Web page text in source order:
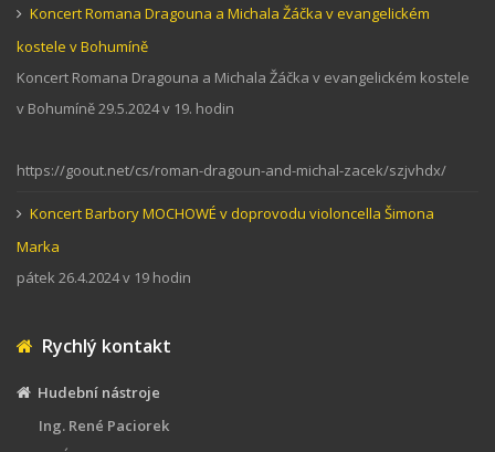
Koncert Romana Dragouna a Michala Žáčka v evangelickém
kostele v Bohumíně
Koncert Romana Dragouna a Michala Žáčka v evangelickém kostele
v Bohumíně 29.5.2024 v 19. hodin
https://goout.net/cs/roman-dragoun-and-michal-zacek/szjvhdx/
Koncert Barbory MOCHOWÉ v doprovodu violoncella Šimona
Marka
pátek 26.4.2024 v 19 hodin
Rychlý kontakt
Hudební nástroje
Ing. René Paciorek